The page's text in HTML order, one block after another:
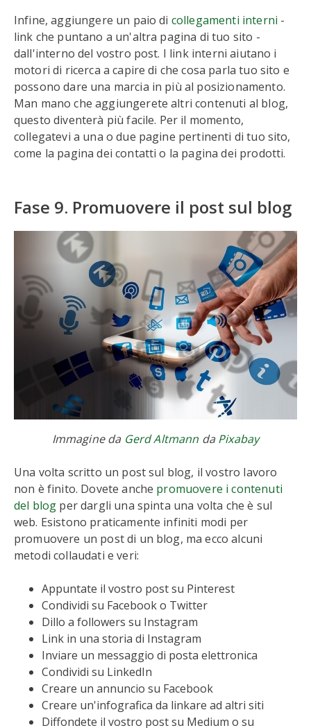
Infine, aggiungere un paio di collegamenti interni -
link che puntano a un'altra pagina di tuo sito -
dall'interno del vostro post. I link interni aiutano i
motori di ricerca a capire di che cosa parla tuo sito e
possono dare una marcia in più al posizionamento.
Man mano che aggiungerete altri contenuti al blog,
questo diventerà più facile. Per il momento,
collegatevi a una o due pagine pertinenti di tuo sito,
come la pagina dei contatti o la pagina dei prodotti.
Fase 9. Promuovere il post sul blog
Immagine da Gerd Altmann da Pixabay
Una volta scritto un post sul blog, il vostro lavoro
non è finito. Dovete anche promuovere i contenuti
del blog per dargli una spinta una volta che è sul
web. Esistono praticamente infiniti modi per
promuovere un post di un blog, ma ecco alcuni
metodi collaudati e veri:
Appuntate il vostro post su Pinterest
Condividi su Facebook o Twitter
Dillo a followers su Instagram
Link in una storia di Instagram
Inviare un messaggio di posta elettronica
Condividi su LinkedIn
Creare un annuncio su Facebook
Creare un'infografica da linkare ad altri siti
Diffondete il vostro post su Medium o su